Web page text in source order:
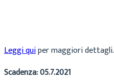
Leggi quiper maggiori dettagli.
Scadenza: 05.7.2021